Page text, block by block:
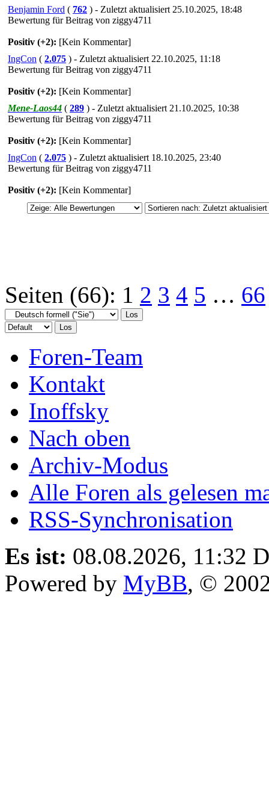
Benjamin Ford ( 762 ) - Zuletzt aktualisiert 25.10.2025, 18:48
Bewertung für Beitrag von ziggy4711
Positiv (+2): [Kein Kommentar]
IngCon ( 2.075 ) - Zuletzt aktualisiert 22.10.2025, 11:18
Bewertung für Beitrag von ziggy4711
Positiv (+2): [Kein Kommentar]
Mene-Laos44 ( 289 ) - Zuletzt aktualisiert 21.10.2025, 10:38
Bewertung für Beitrag von ziggy4711
Positiv (+2): [Kein Kommentar]
IngCon ( 2.075 ) - Zuletzt aktualisiert 18.10.2025, 23:40
Bewertung für Beitrag von ziggy4711
Positiv (+2): [Kein Kommentar]
Seiten (66): 1 2 3 4 5 … 66
Foren-Team
Kontakt
Inoffsky
Nach oben
Archiv-Modus
Alle Foren als gelesen
RSS-Synchronisation
Es ist: 08.08.2026, 11:32
Powered by MyBB, ©